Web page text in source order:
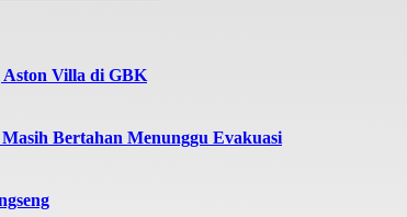
Aston Villa di GBK
Bertahan Menunggu Evakuasi